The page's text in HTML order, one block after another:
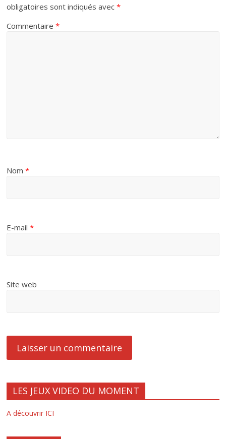
obligatoires sont indiqués avec*
Commentaire*
Nom*
E-mail*
Site web
LES JEUX VIDEO DU MOMENT
A découvrir ICI